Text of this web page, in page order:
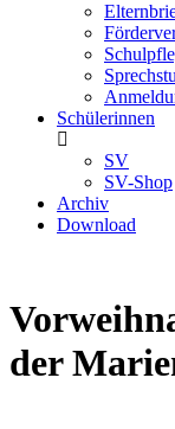
Schülerinnen
SV
SV-Shop
Archiv
Download
der